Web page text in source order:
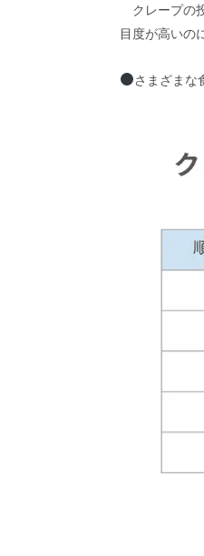
クレープの
目度が高いの
さまざまな